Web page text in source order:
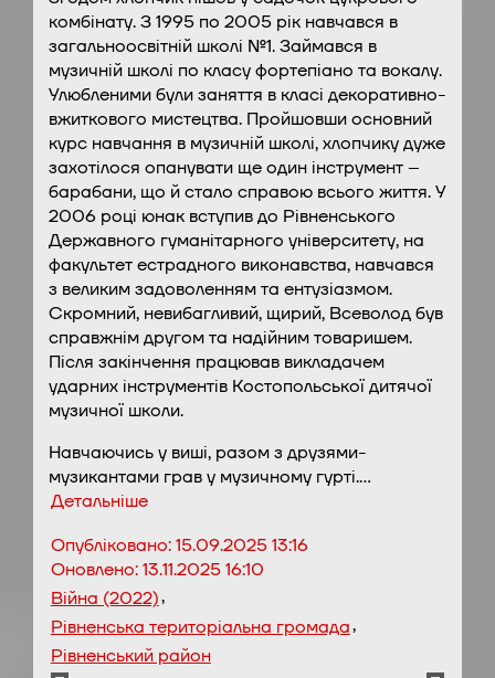
комбінату. З 1995 по 2005 рік навчався в
загальноосвітній школі №1. Займався в
музичній школі по класу фортепіано та вокалу.
Улюбленими були заняття в класі декоративно-
вжиткового мистецтва. Пройшовши основний
курс навчання в музичній школі, хлопчику дуже
захотілося опанувати ще один інструмент –
барабани, що й стало справою всього життя. У
2006 році юнак вступив до Рівненського
Державного гуманітарного університету, на
факультет естрадного виконавства, навчався
з великим задоволенням та ентузіазмом.
Скромний, невибагливий, щирий, Всеволод був
справжнім другом та надійним товаришем.
Після закінчення працював викладачем
ударних інструментів Костопольської дитячої
музичної школи.
Навчаючись у виші, разом з друзями-
музикантами грав у музичному гурті.…
Детальніше
Опубліковано:15.09.2025 13:16
Оновлено:13.11.2025 16:10
Війна (2022),
Рівненська територіальна громада,
Рівненський район